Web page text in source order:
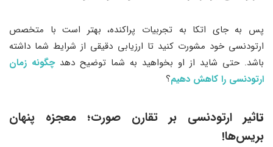
پس به جای اتکا به تجربیات پراکنده، بهتر است با متخصص
ارتودنسی خود مشورت کنید تا ارزیابی دقیقی از شرایط شما داشته
باشد. حتی شاید از او بخواهید به شما توضیح دهد چگونه زمان
ارتودنسی را کاهش دهیم؟
تاثیر ارتودنسی بر تقارن صورت؛ معجزه پنهان
بریس‌ها!